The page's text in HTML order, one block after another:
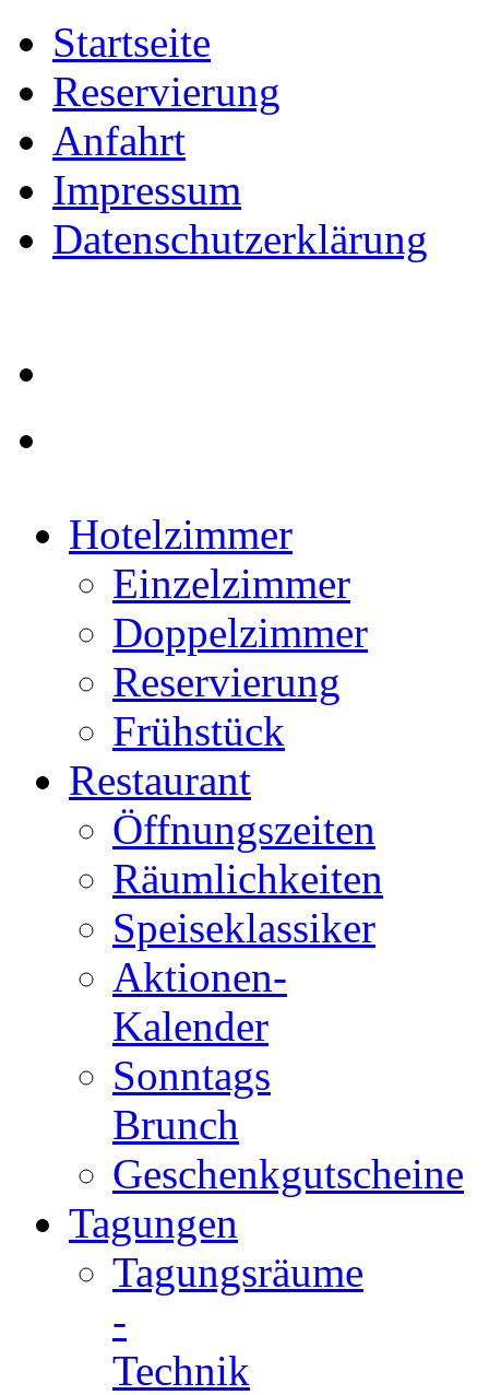
Startseite
Reservierung
Anfahrt
Impressum
Datenschutzerklärung
Hotelzimmer
Einzelzimmer
Doppelzimmer
Reservierung
Frühstück
Restaurant
Öffnungszeiten
Räumlichkeiten
Speiseklassiker
Aktionen-
Kalender
Sonntags
Brunch
Geschenkgutscheine
Tagungen
Tagungsräume
-
Technik